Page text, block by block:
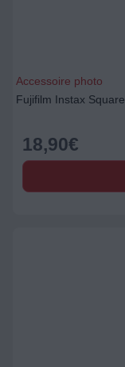
Accessoire photo
Fujifilm Instax Square
18,90€